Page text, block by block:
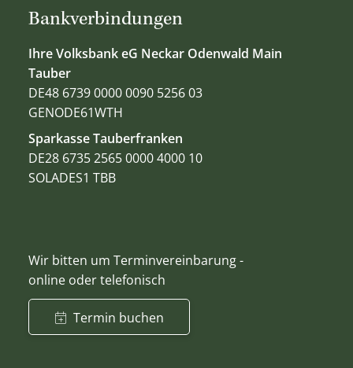
Bankverbindungen
Ihre Volksbank eG Neckar Odenwald Main
Tauber
DE48 6739 0000 0090 5256 03
GENODE61WTH
Sparkasse Tauberfranken
DE28 6735 2565 0000 4000 10
SOLADES1 TBB
Wir bitten um Terminvereinbarung -
online oder telefonisch
Termin buchen